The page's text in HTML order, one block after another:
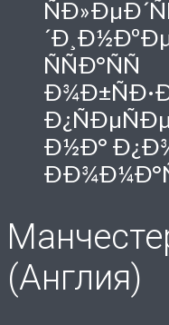
ÑÑÐ°ÑÑ
Ð½Ð°
(Англия)